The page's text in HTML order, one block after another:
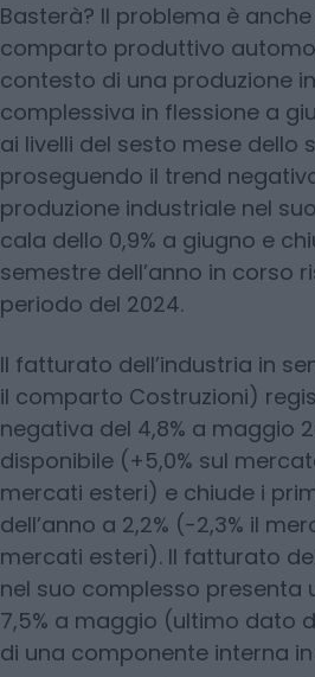
Basterà? Il problema è
comparto produttivo
contesto di una produzione
complessiva in flessione a
ai livelli del sesto mese dello
proseguendo il trend
produzione industriale nel
cala dello 0,9% a giugno e
semestre dell’anno in corso
periodo del 2024.
Il fatturato dell’industria in
il comparto Costruzioni)
negativa del 4,8% a maggio
disponibile (+5,0% sul
mercati esteri) e chiude i
dell’anno a 2,2% (-2,3% il
mercati esteri). Il fatturato
nel suo complesso presenta
7,5% a maggio (ultimo dato
di una componente interna in